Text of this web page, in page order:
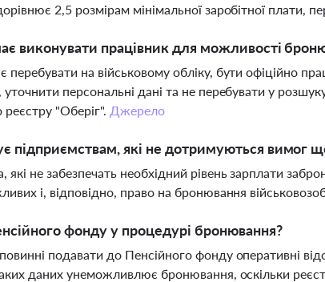
2,5 розмірам мінімальної заробітної плати,
виконувати працівник для можливості
перебувати на військовому обліку, бути офіційно
уточнити персональні дані та не перебувати у
"Оберіг". Джерело
підприємствам, які не дотримуються вимог
які не забезпечать необхідний рівень зарплати
і, відповідно, право на бронювання
фонду у процедурі бронювання?
подавати до Пенсійного фонду оперативні
даних унеможливлює бронювання, оскільки